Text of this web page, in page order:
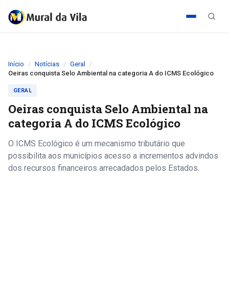
Início Notícias
Geral
Oeiras conquista Selo Ambiental na categoria A do ICMS Ecológico
GERAL
Oeiras conquista Selo Ambiental na
categoria A do ICMS Ecológico
O ICMS Ecológico é um mecanismo tributário que
possibilita aos municípios acesso a incrementos advindos
dos recursos financeiros arrecadados pelos Estados.